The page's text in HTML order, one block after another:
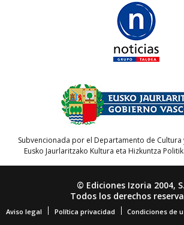
Subvencionada por el Departamento de Cultura
Eusko Jaurlaritzako Kultura eta Hizkuntza
© Ediciones Izoria 2004,
Todos los derechos
Aviso legal Política privacidad Condiciones de